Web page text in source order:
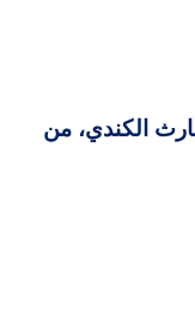
الكندي، من